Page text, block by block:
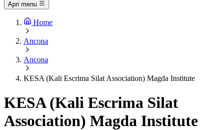
Apri menu
Home
Ancona
Ancona
KESA (Kali Escrima Silat Association) Magda Institute
KESA (Kali Escrima Silat
Association) Magda Institute